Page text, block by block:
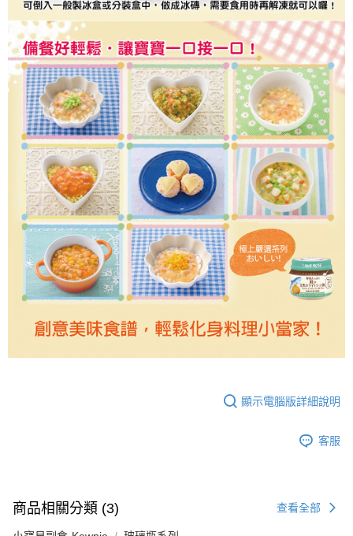
顯示電腦版詳細說明
客服
商品相關分類 (3) 查看全部